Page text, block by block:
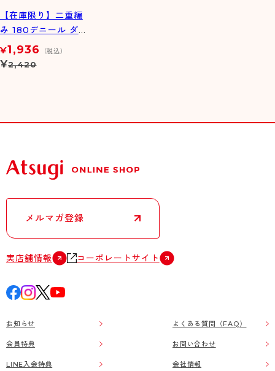
【在庫限り】二重編
み 180デニール ダブ
ルニットタイツ
¥1,936 （税込）
¥2,420
メルマガ登録
実店舗情報 コーポレートサイト
お知らせ
会員特典
LINE入会特典
よくある質問（FAQ）
お問い合わせ
会社情報